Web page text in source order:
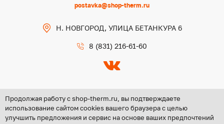
postavka@shop-therm.ru
Н. НОВГОРОД, УЛИЦА БЕТАНКУРА 6
8 (831) 216-61-60
Copyright @ 2026 ООО «ЦЕНТР ГРУПП НН»
Продолжая работу с shop-therm.ru, вы подтверждаете
использование сайтом cookies вашего браузера с целью
улучшить предложения и сервис на основе ваших предпочтений